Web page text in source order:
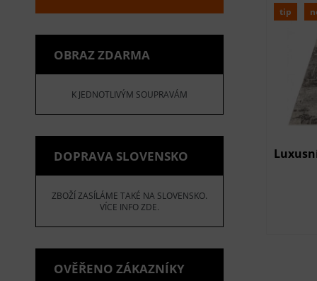
OBRAZ ZDARMA
K JEDNOTLIVÝM SOUPRAVÁM
DOPRAVA SLOVENSKO
ZBOŽÍ ZASÍLÁME TAKÉ NA SLOVENSKO.
VÍCE INFO ZDE.
OVĚŘENO ZÁKAZNÍKY
tip